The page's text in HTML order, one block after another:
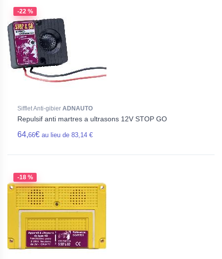
-22 %
Sifflet Anti-gibier ADNAUTO
Repulsif anti martres a ultrasons 12V STOP GO
64,66€ au lieu de 83,14 €
-18 %